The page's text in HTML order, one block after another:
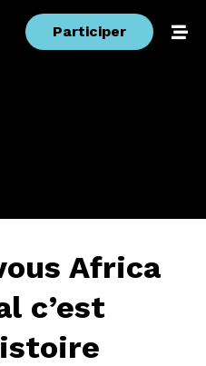
Participer
Africa
c’est